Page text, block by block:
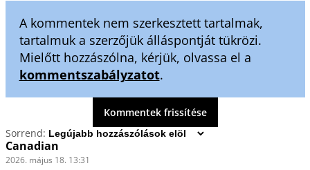
A kommentek nem szerkesztett tartalmak,
tartalmuk a szerzőjük álláspontját tükrözi.
Mielőtt hozzászólna, kérjük, olvassa el a
kommentszabályzatot.
Kommentek frissítése
Sorrend:
Canadian
2026. május 18. 13:31